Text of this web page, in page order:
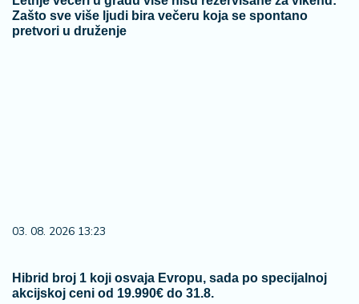
Zašto sve više ljudi bira večeru koja se spontano
pretvori u druženje
03. 08. 2026 13:23
Hibrid broj 1 koji osvaja Evropu, sada po specijalnoj
akcijskoj ceni od 19.990€ do 31.8.